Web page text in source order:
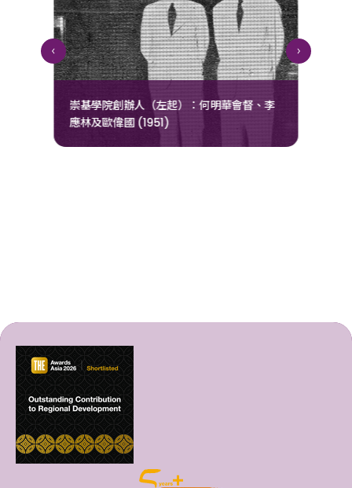
崇基學院創辦人（左起）：何明華會督、李
應林及歐偉國 (1951)